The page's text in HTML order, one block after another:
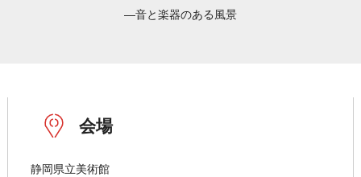
―音と楽器のある風景
会場
静岡県立美術館